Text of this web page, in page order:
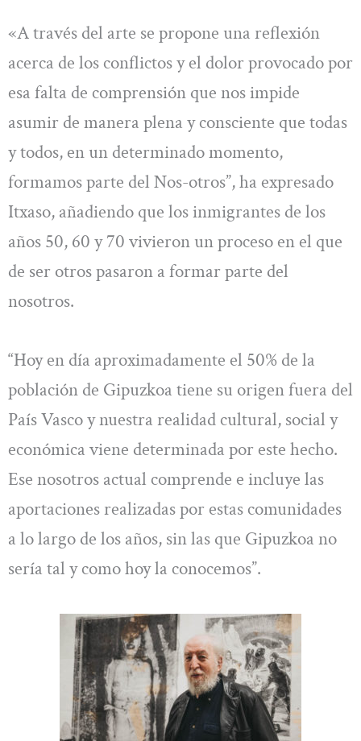
«A través del arte se propone una reflexión
acerca de los conflictos y el dolor provocado por
esa falta de comprensión que nos impide
asumir de manera plena y consciente que todas
y todos, en un determinado momento,
formamos parte del Nos-otros”, ha expresado
Itxaso, añadiendo que los inmigrantes de los
años 50, 60 y 70 vivieron un proceso en el que
de ser otros pasaron a formar parte del
nosotros.
“Hoy en día aproximadamente el 50% de la
población de Gipuzkoa tiene su origen fuera del
País Vasco y nuestra realidad cultural, social y
económica viene determinada por este hecho.
Ese nosotros actual comprende e incluye las
aportaciones realizadas por estas comunidades
a lo largo de los años, sin las que Gipuzkoa no
sería tal y como hoy la conocemos”.